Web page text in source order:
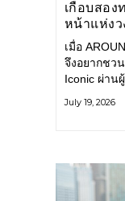
เกือบสอง
หน้าแห่งว
เมื่อ
จึงอยากชว
Iconic ผ่าน
คือ มาริโอ้ เ
July 19, 2026